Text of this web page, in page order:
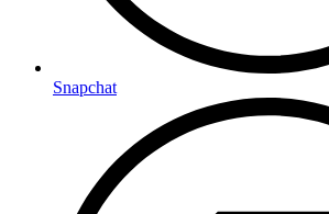
Snapchat